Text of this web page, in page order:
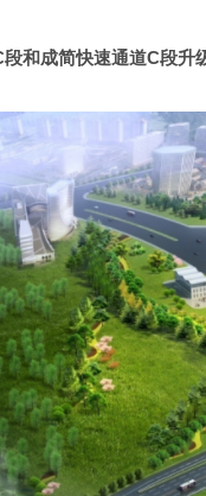
段和成简快速通道C段升